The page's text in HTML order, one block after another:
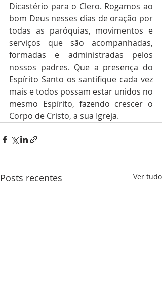
Dicastério para o Clero. Rogamos ao
bom Deus nesses dias de oração por
todas as paróquias, movimentos e
serviços que são acompanhadas,
formadas e administradas pelos
nossos padres. Que a presença do
Espírito Santo os santifique cada vez
mais e todos possam estar unidos no
mesmo Espírito, fazendo crescer o
Corpo de Cristo, a sua Igreja.
Posts recentes Ver tudo